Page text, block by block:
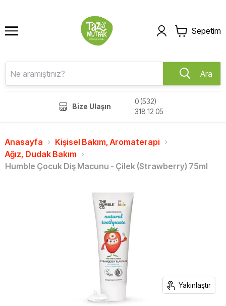
Sepetim
Ara
Bize Ulaşın
0 (532)
318 12 05
Anasayfa
Kişisel Bakım, Aromaterapi
Ağız, Dudak Bakım
Humble Çocuk Diş Macunu - Çilek (Strawberry) 75ml
Yakınlaştır